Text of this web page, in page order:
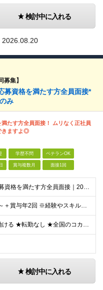
検討中に入れる
2026.08.20
集】
募資格を満たす方全員面接*
み
満たす方全員面接！ ムリなく正社員
きますよ◎
学歴不問 ベテランOK
賞与複数月 面接1回
【未経験OK｜応募資格を満たす方全員面接｜20代～40代多数活躍中！】 ◎学歴不問 ◎前職不問 ◎転職回数不問 ◎普通運転免許（AT限定可）をお持ちの方 ◎44歳以下の方（※長期のキャリア形成を図るた
■月給229,000円～＋賞与年2回 ※経験やスキルにより考慮いたします ※試用期間は全国共通で1～3ヶ月あり（習熟度により変動：給与・その他条件の差異なし） ※上記には固定残業代を含みます（エリアに
★希望勤務地で働ける ★転勤なし ★全国のコカ・コーラ社営業所で募集中 ※エリア詳細は以下よりご確認ください。
検討中に入れる